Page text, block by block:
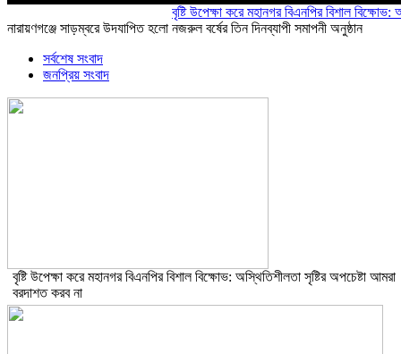
বৃষ্টি উপেক্ষা করে মহানগর বিএনপির বিশাল বিক্ষোভ:
নারায়ণগঞ্জে সাড়ম্বরে উদযাপিত হলো নজরুল বর্ষের তিন দিনব্যাপী সমাপনী অনুষ্ঠান
সর্বশেষ সংবাদ
জনপ্রিয় সংবাদ
বৃষ্টি উপেক্ষা করে মহানগর বিএনপির বিশাল বিক্ষোভ: অস্থিতিশীলতা সৃষ্টির অপচেষ্টা আমরা
বরদাশত করব না